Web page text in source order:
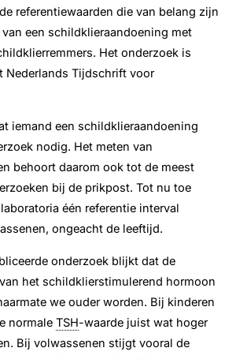
referentiewaarden die van belang zijn
een schildklieraandoening met
Het onderzoek is
Nederlands Tijdschrift voor
iemand een schildklieraandoening
nodig. Het meten van
behoort daarom ook tot de meest
bij de prikpost. Tot nu toe
één referentie interval
ongeacht de leeftijd.
onderzoek blijkt dat de
het schildklierstimulerend hormoon
we ouder worden. Bij kinderen
normaleTSH-waarde juist wat hoger
Bij volwassenen stijgt vooral de